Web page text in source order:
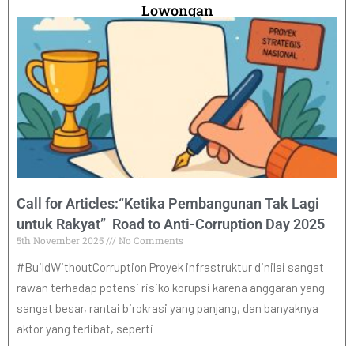
Lowongan
Call for Articles:“Ketika Pembangunan Tak Lagi
untuk Rakyat” Road to Anti-Corruption Day 2025
5th November 2025 No Comments
#BuildWithoutCorruption Proyek infrastruktur dinilai sangat
rawan terhadap potensi risiko korupsi karena anggaran yang
sangat besar, rantai birokrasi yang panjang, dan banyaknya
aktor yang terlibat, seperti